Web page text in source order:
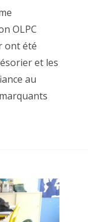
OLPC
ont été
et les
au